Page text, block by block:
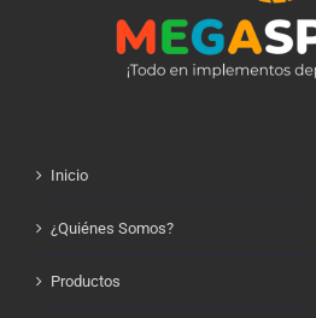
Inicio
¿Quiénes Somos?
Productos